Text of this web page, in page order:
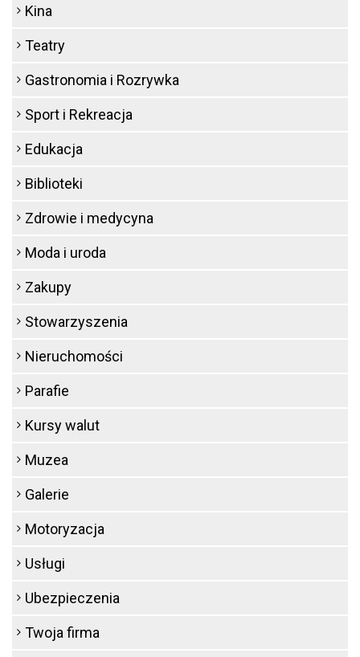
Kina
Teatry
Gastronomia i Rozrywka
Sport i Rekreacja
Edukacja
Biblioteki
Zdrowie i medycyna
Moda i uroda
Zakupy
Stowarzyszenia
Nieruchomości
Parafie
Kursy walut
Muzea
Galerie
Motoryzacja
Usługi
Ubezpieczenia
Twoja firma